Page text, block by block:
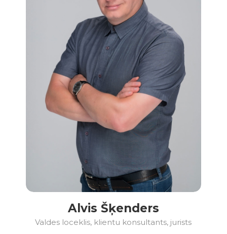
Alvis Šķenders
Valdes loceklis, klientu konsultants, jurists